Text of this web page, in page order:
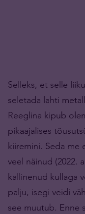
Selleks, et selle
seletada lahti
Reeglina kipub
pikaajalises
kiiremini. Seda me
veel näinud (2022.
kallinenud kullaga
palju, isegi veidi
see muutub. Enne